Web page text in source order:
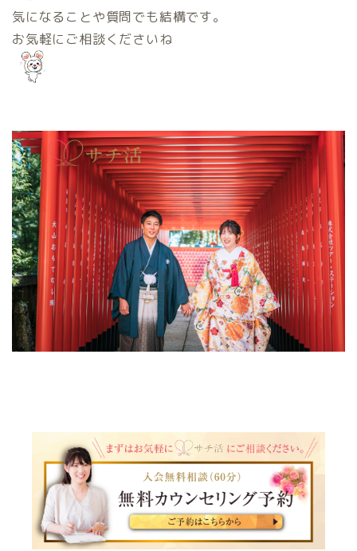
気になることや質問でも結構です。
お気軽にご相談くださいね